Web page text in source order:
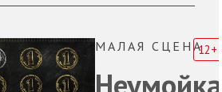
МАЛАЯ СЦЕНА
Неумойка
12+